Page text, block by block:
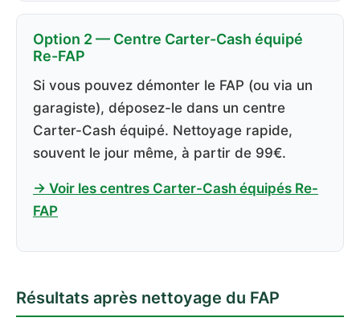
Option 2 — Centre Carter-Cash équipé
Re-FAP
Si vous pouvez démonter le FAP (ou via un
garagiste), déposez-le dans un centre
Carter-Cash équipé. Nettoyage rapide,
souvent le jour même, à partir de 99€.
→ Voir les centres Carter-Cash équipés Re-
FAP
Résultats après nettoyage du FAP